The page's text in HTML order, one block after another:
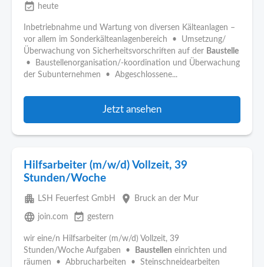
event_available heute
Inbetriebnahme und Wartung von diversen Kälteanlagen –
vor allem im Sonderkälteanlagenbereich • Umsetzung/
Überwachung von Sicherheitsvorschriften auf der Baustelle
• Baustellenorganisation/-koordination und Überwachung
der Subunternehmen • Abgeschlossene...
Jetzt ansehen
Hilfsarbeiter (m/w/d) Vollzeit, 39
Stunden/Woche
apartment LSH Feuerfest GmbH place Bruck an der Mur
language join.com event_available gestern
wir eine/n Hilfsarbeiter (m/w/d) Vollzeit, 39
Stunden/Woche Aufgaben •
Baustellen einrichten und
räumen • Abbrucharbeiten • Steinschneidearbeiten